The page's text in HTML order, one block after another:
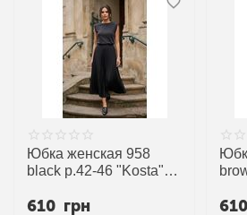
Юбка женская 958
black р.42-46 "Kosta"
прямого поставщика
610 грн 610